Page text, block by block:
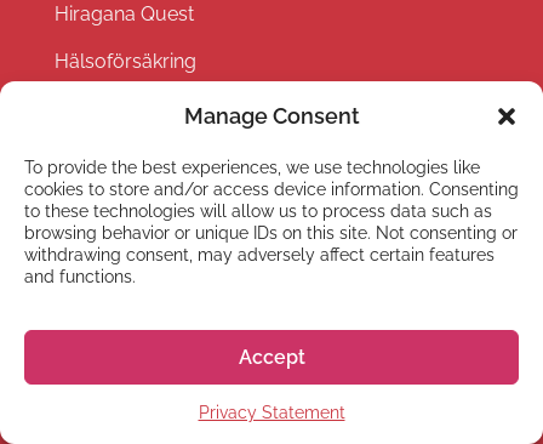
Manage Consent
To provide the best experiences, we use technologies like
cookies to store and/or access device information. Consenting
to these technologies will allow us to process data such as
browsing behavior or unique IDs on this site. Not consenting or
withdrawing consent, may adversely affect certain features
and functions.
Accept
Privacy Statement
Hiragana Quest
Hälsoförsäkring
Evenemang
Partner with us
Privacy Policy